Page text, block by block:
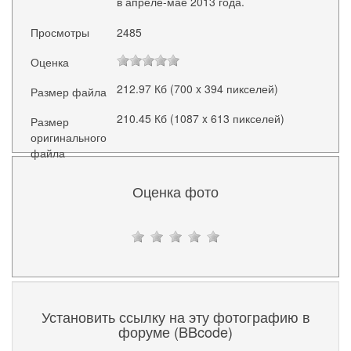
Просмотры
2485
Оценка
Размер файла
212.97 Кб (700 x 394 пикселей)
Размер
оригинального
файла
210.45 Кб (1087 x 613 пикселей)
Оценка фото
Установить ссылку на эту фотографию в
форуме (BBcode)